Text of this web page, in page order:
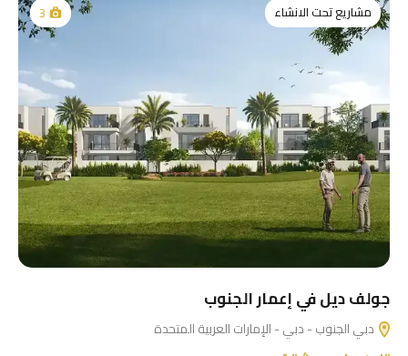
مشاريع تحت الانشاء 3
جولف ديل في إعمار الجنوب
دبي الجنوب - دبي - الإمارات العربية المتحدة